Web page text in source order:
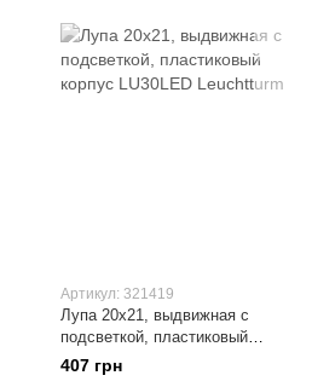
Артикул: 321419
Лупа 20x21, выдвижная с
подсветкой, пластиковый
корпус LU30LED Leuchtturm
407 грн